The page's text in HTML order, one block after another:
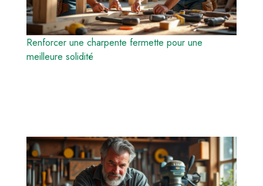
Renforcer une charpente fermette pour une
meilleure solidité